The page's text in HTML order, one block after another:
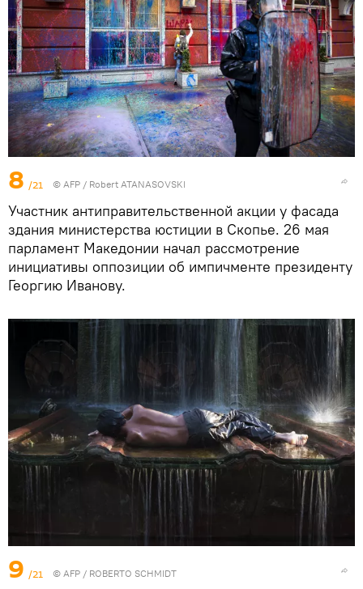
8 /21 © AFP / Robert ATANASOVSKI
Участник антиправительственной акции у фасада
здания министерства юстиции в Скопье. 26 мая
парламент Македонии начал рассмотрение
инициативы оппозиции об импичменте президенту
Георгию Иванову.
9 /21 © AFP / ROBERTO SCHMIDT